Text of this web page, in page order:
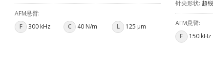
AFM悬臂:
F
300 kHz C 40 N/m L 125 µm
针尖形状: 超
AFM悬臂:
F 150 kHz